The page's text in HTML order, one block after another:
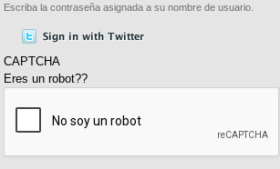
Escriba la contraseña asignada a su nombre de usuario.
CAPTCHA
Eres un robot??